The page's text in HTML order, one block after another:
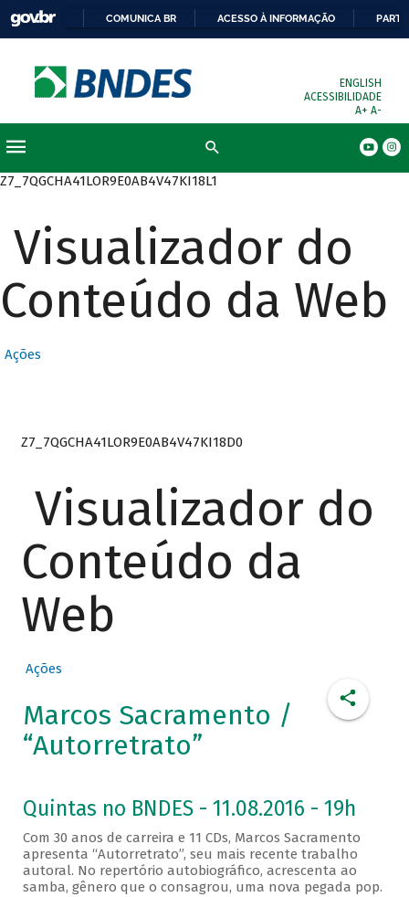
COMUNICA BR ACESSO À INFORMAÇÃO
ENGLISH
ACESSIBILIDADE
A+ A-
Z7_7QGCHA41LOR9E0AB4V47KI18L1
Visualizador do
Conteúdo da Web
Ações
Z7_7QGCHA41LOR9E0AB4V47KI18D0
Visualizador do
Conteúdo da
Web
Ações
Marcos Sacramento /
“Autorretrato”
Quintas no BNDES - 11.08.2016 - 19h
Com 30 anos de carreira e 11 CDs, Marcos Sacramento
apresenta “Autorretrato”, seu mais recente trabalho
autoral. No repertório autobiográfico, acrescenta ao
samba, gênero que o consagrou, uma nova pegada pop.